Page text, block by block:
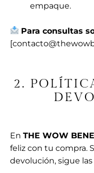
empaque.
Para consultas
2.
En THE WOW
feliz con tu compra.
devolución, sigue